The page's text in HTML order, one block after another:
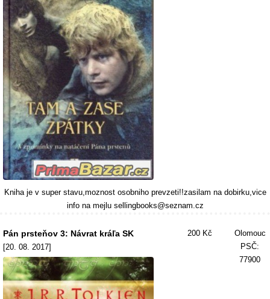
Kniha je v super stavu,moznost osobniho prevzeti!!zasilam na dobirku,vice
info na mejlu sellingbooks@seznam.cz
Pán prsteňov 3: Návrat kráľa SK
[20. 08. 2017]
200 Kč
Olomouc
PSČ:
77900